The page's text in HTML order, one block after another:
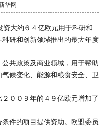
华网
大约６４亿欧元用于科研和
研和创新领域推出的最大年度
共政策及商业领域，用于帮助
候变化、能源和粮食安全、卫
００９年的４９亿欧元增加了
件的项目提供资助。欧盟委员